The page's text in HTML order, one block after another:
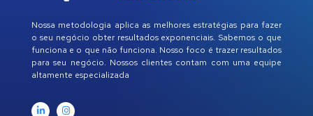
Nossa metodologia aplica as melhores estratégias para fazer
o seu negócio obter resultados exponenciais. Sabemos o que
funciona e o que não funciona. Nosso foco é trazer resultados
para seu negócio. Nossos clientes contam com uma equipe
altamente especializada